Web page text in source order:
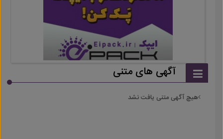
آگهی های متنی
هیچ آگهی متنی یافت نشد